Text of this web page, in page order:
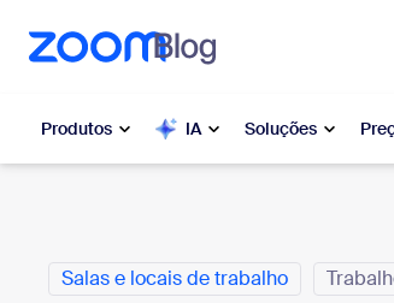
conteúdo principal
o chat de ajuda
Produtos IA Soluções
Zoom Workplace
Categorias
Salas e locais de trabalho